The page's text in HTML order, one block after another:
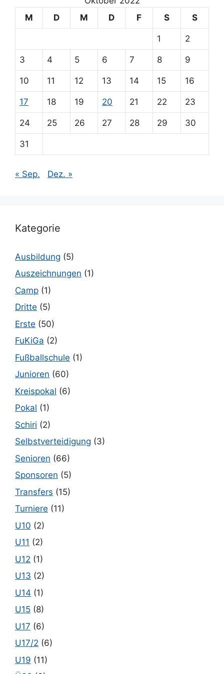
M
D M D F S S
1 2
3 4 5 6 7 8 9
10 11 12 13 14 15 16
17 18 19 20 21 22 23
24 25 26 27 28 29 30
31
« Sep. Dez. »
Kategorie
Ausbildung (5)
Auszeichnungen (1)
Camp (1)
Dritte (5)
Erste (50)
FuKiGa (2)
Fußballschule (1)
Junioren (60)
Kreispokal (6)
Pokal (1)
Schiri (2)
Selbstverteidigung (3)
Senioren (66)
Sponsoren (5)
Transfers (15)
Turniere (11)
U10 (2)
U11 (2)
U12 (1)
U13 (2)
U14 (1)
U15 (8)
U17 (6)
U17/2 (6)
U19 (11)